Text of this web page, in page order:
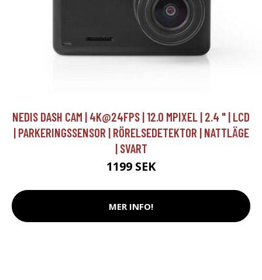
NEDIS DASH CAM | 4K@24FPS | 12.0 MPIXEL | 2.4 " | LCD
| PARKERINGSSENSOR | RÖRELSEDETEKTOR | NATTLÄGE
| SVART
1199 SEK
MER INFO!